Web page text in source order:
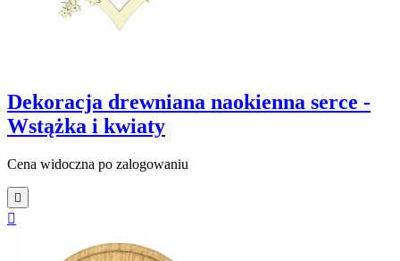
Dekoracja drewniana naokienna serce -
Wstążka i kwiaty
Cena widoczna po zalogowaniu

